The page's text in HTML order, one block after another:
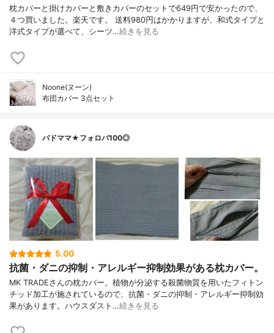
枕カバーと掛けカバーと敷きカバーのセットで649円で安かったので、
４つ買いました。楽天です。 送料980円はかかりますが、和式タイプと
洋式タイプが選べて、シーツ…続きを見る
Noone(ヌーン)
布団カバー 3点セット
バドママ★フォロバ100◎
5.00
抗菌・ダニの抑制・アレルギー抑制効果がある枕カバー。
MK TRADEさんの枕カバー。植物が分泌する殺菌物質を用いたフィトン
チッド加工が施されているので、抗菌・ダニの抑制・アレルギー抑制効
果があります。ハウスダスト…続きを見る